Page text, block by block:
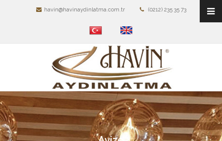
havin@havinaydinlatma.com.tr (0212) 235 35 73